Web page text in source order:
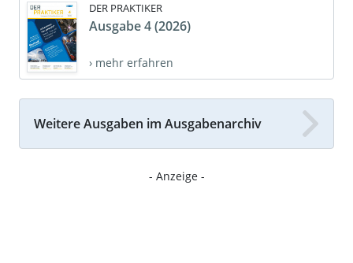
DER PRAKTIKER
Ausgabe 4 (2026)
› mehr erfahren
Weitere Ausgaben im Ausgabenarchiv
- Anzeige -